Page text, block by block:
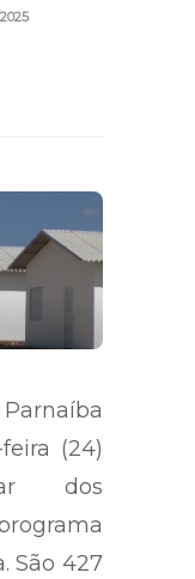
(24)
dos
São 427